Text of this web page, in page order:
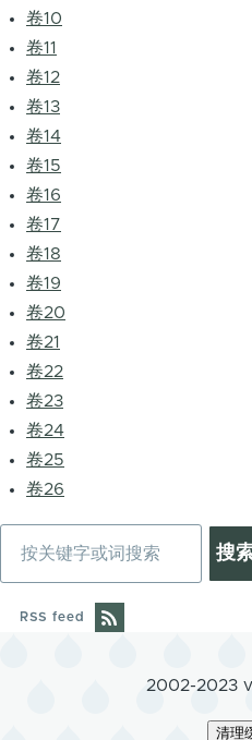
卷10
卷11
卷12
卷13
卷14
卷15
卷16
卷17
卷18
卷19
卷20
卷21
卷22
卷23
卷24
卷25
卷26
RSS feed
2002-2023